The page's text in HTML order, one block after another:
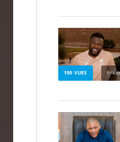
100 VUES ©